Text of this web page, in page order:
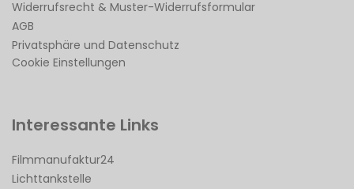
Widerrufsrecht & Muster-Widerrufsformular
AGB
Privatsphäre und Datenschutz
Cookie Einstellungen
Interessante Links
Filmmanufaktur24
Lichttankstelle